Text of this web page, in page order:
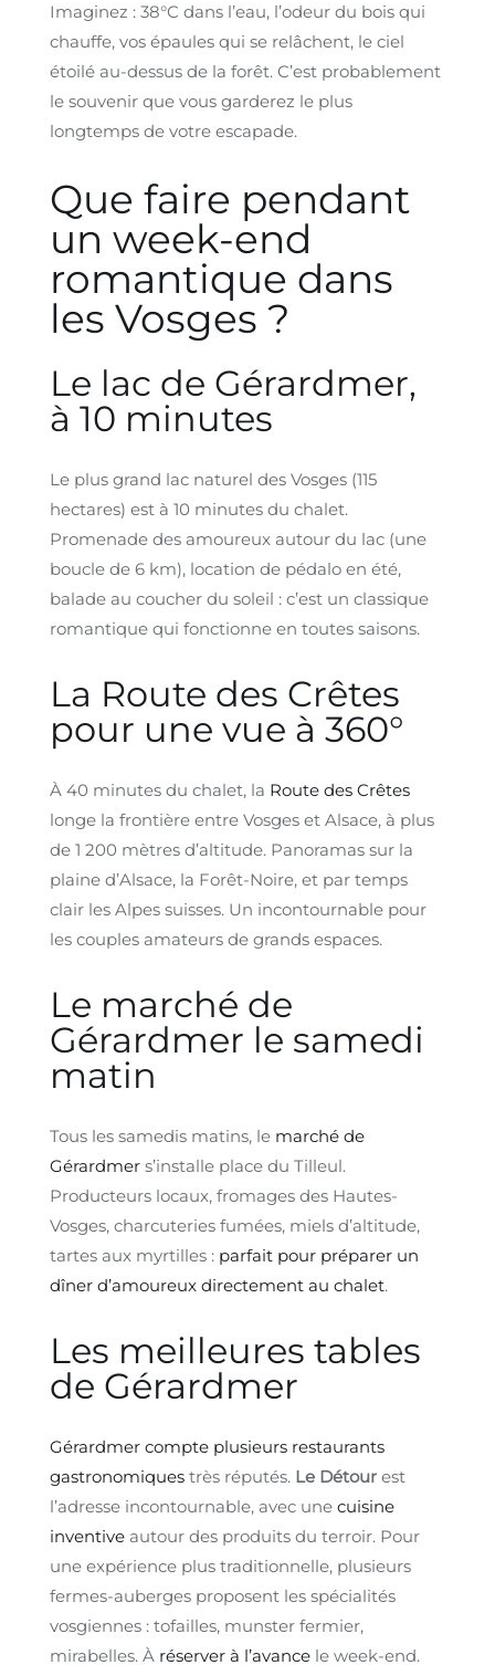
Imaginez : 38°C dans l’eau, l’odeur du bois qui
chauffe, vos épaules qui se relâchent, le ciel
étoilé au-dessus de la forêt. C’est probablement
le souvenir que vous garderez le plus
longtemps de votre escapade.
Que faire pendant
un week-end
romantique dans
les Vosges ?
Le lac de Gérardmer,
à 10 minutes
Le plus grand lac naturel des Vosges (115
hectares) est à 10 minutes du chalet.
Promenade des amoureux autour du lac (une
boucle de 6 km), location de pédalo en été,
balade au coucher du soleil : c’est un classique
romantique qui fonctionne en toutes saisons.
La Route des Crêtes
pour une vue à 360°
À 40 minutes du chalet, la Route des Crêtes
longe la frontière entre Vosges et Alsace, à plus
de 1 200 mètres d’altitude. Panoramas sur la
plaine d’Alsace, la Forêt-Noire, et par temps
clair les Alpes suisses. Un incontournable pour
les couples amateurs de grands espaces.
Le marché de
Gérardmer le samedi
matin
Tous les samedis matins, le marché de
Gérardmer s’installe place du Tilleul.
Producteurs locaux, fromages des Hautes-
Vosges, charcuteries fumées, miels d’altitude,
tartes aux myrtilles : parfait pour préparer un
dîner d’amoureux directement au chalet.
Les meilleures tables
de Gérardmer
Gérardmer compte plusieurs restaurants
gastronomiques très réputés. Le Détour est
l’adresse incontournable, avec une cuisine
inventive autour des produits du terroir. Pour
une expérience plus traditionnelle, plusieurs
fermes-auberges proposent les spécialités
vosgiennes : tofailles, munster fermier,
mirabelles. À réserver à l’avance le week-end.